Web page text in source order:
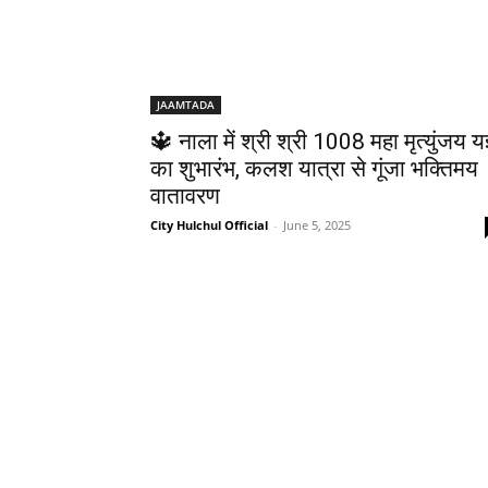
JAAMTADA
🔱 नाला में श्री श्री 1008 महा मृत्युंजय
का शुभारंभ, कलश यात्रा से गूंजा भक्तिमय
वातावरण
City Hulchul Official - June 5, 2025